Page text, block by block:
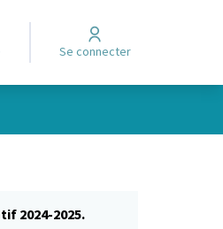
Se connecter
2024-2025.